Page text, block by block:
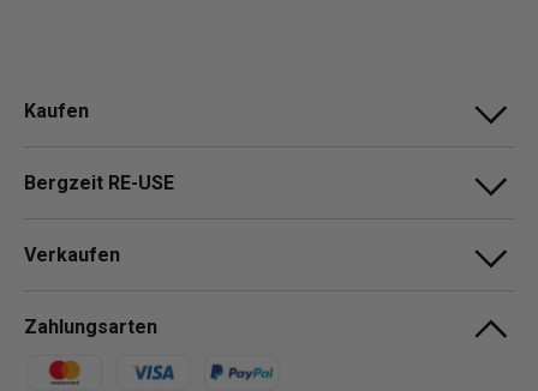
Kaufen
Bergzeit RE-USE
Verkaufen
Zahlungsarten
Zahlungsmethoden